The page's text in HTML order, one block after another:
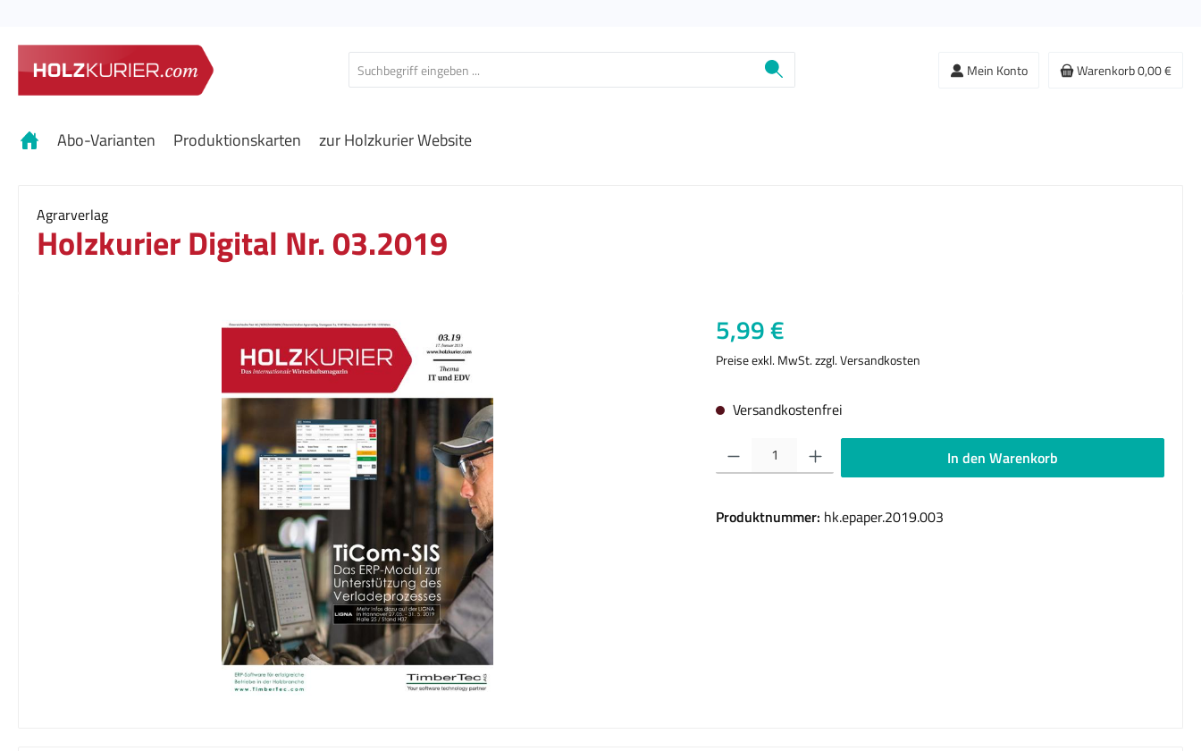
Mein Konto Warenkorb0,00 €
Abo-Varianten Produktionskarten zur Holzkurier Website
Agrarverlag
Holzkurier Digital Nr. 03.2019
Regulärer Preis:
5,99 €
Preise exkl. MwSt. zzgl. Versandkosten
Versandkostenfrei
Produkt Anzahl: Gib den gewünschten Wert ein oder benutze die Schaltflächen um die
In den Warenkorb
Produktnummer: hk.epaper.2019.003